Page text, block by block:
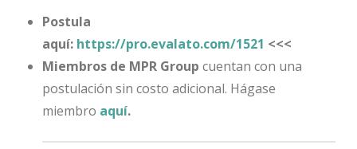
Postula
aquí: https://pro.evalato.com/1521 <<<
Miembros de MPR Group cuentan con una
postulación sin costo adicional. Hágase
miembro aquí.